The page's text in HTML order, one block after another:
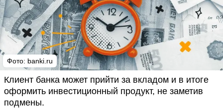
Фото: banki.ru
Клиент банка может прийти за вкладом и в итоге
оформить инвестиционный продукт, не заметив
подмены.